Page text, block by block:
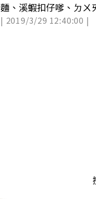
麵、溪蝦扣仔嗲、ㄉㄨ
豆粉粿
| 2019/3/29 12:40:00 |